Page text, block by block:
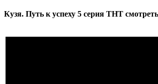
Кузя. Путь к успеху 5 серия ТНТ